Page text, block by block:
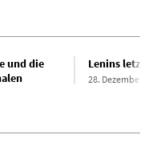
und die
Lenins
28. Dezember